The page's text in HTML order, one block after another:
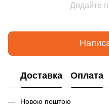
Додайте
Доставка Оплата
Новою поштою